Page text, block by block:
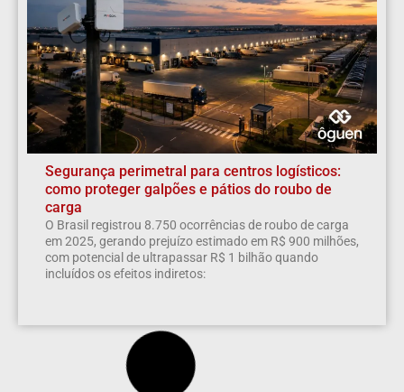
Segurança perimetral para centros logísticos:
como proteger galpões e pátios do roubo de
carga
O Brasil registrou 8.750 ocorrências de roubo de carga
em 2025, gerando prejuízo estimado em R$ 900 milhões,
com potencial de ultrapassar R$ 1 bilhão quando
incluídos os efeitos indiretos: